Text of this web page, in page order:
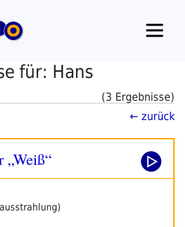
für: Hans
(3 Ergebnisse)
← zurück
„Weiß“